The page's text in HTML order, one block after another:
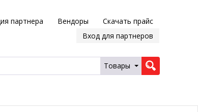
партнера Вендоры
Скачать прайс
Вход для партнеров
Товары